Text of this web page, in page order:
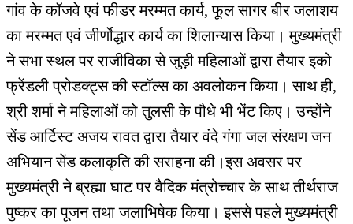
गांव के कॉजवे एवं फीडर मरम्मत कार्य, फूल सागर बीर जलाशय
का मरम्मत एवं जीर्णाेद्धार कार्य का शिलान्यास किया। मुख्यमंत्री
ने सभा स्थल पर राजीविका से जुड़ी महिलाओं द्वारा तैयार इको
फ्रेंडली प्रोडक्ट्स की स्टॉल्स का अवलोकन किया। साथ ही,
श्री शर्मा ने महिलाओं को तुलसी के पौधे भी भेंट किए। उन्होंने
सेंड आर्टिस्ट अजय रावत द्वारा तैयार वंदे गंगा जल संरक्षण जन
अभियान सेंड कलाकृति की सराहना की।इस अवसर पर
मुख्यमंत्री ने ब्रह्मा घाट पर वैदिक मंत्रोच्चार के साथ तीर्थराज
पुष्कर का पूजन तथा जलाभिषेक किया। इससे पहले मुख्यमंत्री